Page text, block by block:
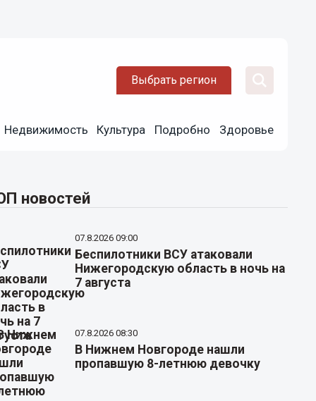
Выбрать регион
Недвижимость Культура Подробно Здоровье
новостей
07.8.2026 09:00
Беспилотники ВСУ атаковали
Нижегородскую область в ночь на
7 августа
07.8.2026 08:30
В Нижнем Новгороде нашли
пропавшую 8-летнюю девочку